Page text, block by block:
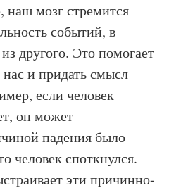
наш мозг стремится
событий, в
другого. Это помогает
и придать смысл
если человек
он может
падения было
человек споткнулся.
эти причинно-